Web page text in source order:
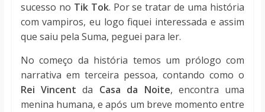
sucesso no Tik Tok. Por se tratar de uma história
com vampiros, eu logo fiquei interessada e assim
que saiu pela Suma, peguei para ler.
No começo da história temos um prólogo com
narrativa em terceira pessoa, contando como o
Rei Vincent da Casa da Noite, encontra uma
menina humana, e após um breve momento entre